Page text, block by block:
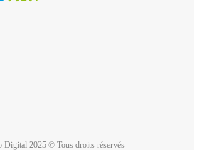
Digital 2025 © Tous droits réservés